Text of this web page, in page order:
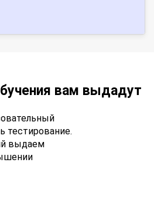
вам выдадут
тестирование.
выдаем